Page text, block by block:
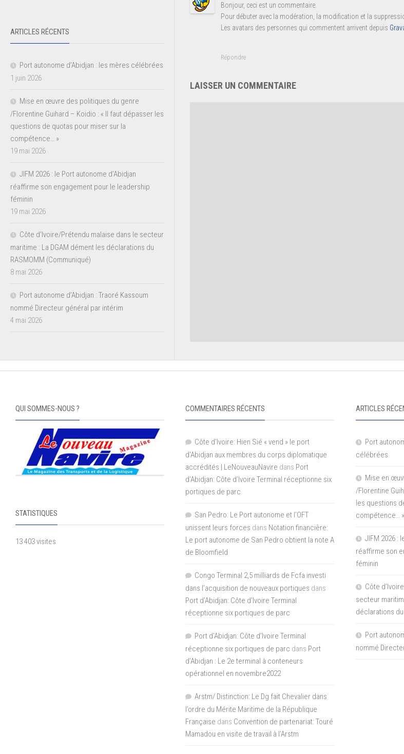
Bonjour, ceci est un commentaire.
Pour débuter avec la modération, la modification et la
Les avatars des personnes qui commentent arrivent depuis
Répondre
LAISSER UN COMMENTAIRE
ARTICLES RÉCENTS
Port autonome d’Abidjan : les mères célébrées
1 juin 2026
Mise en œuvre des politiques du genre
/Florentine Guihard – Koidio : « Il faut dépasser les
questions de quotas pour miser sur la
compétence… »
19 mai 2026
JIFM 2026 : le Port autonome d’Abidjan
réaffirme son engagement pour le leadership
féminin
19 mai 2026
Côte d’Ivoire/Prétendu malaise dans le secteur
maritime : La DGAM dément les déclarations du
RASMOMM (Communiqué)
8 mai 2026
Port autonome d’Abidjan : Traoré Kassoum
nommé Directeur général par intérim
4 mai 2026
QUI SOMMES-NOUS ?
STATISTIQUES
13 403 visites
COMMENTAIRES RÉCENTS
Côte d'Ivoire: Hien Sié « vend » le port
d'Abidjan aux membres du corps diplomatique
accrédités | LeNouveauNavire dans Port
d’Abidjan: Côte d’Ivoire Terminal réceptionne six
portiques de parc
San Pedro: Le Port autonome et l’OFT
unissent leurs forces dans Notation financière:
Le port autonome de San Pedro obtient la note A
de Bloomfield
Congo Terminal 2,5 milliards de Fcfa investi
dans l’acquisition de nouveaux portiques dans
Port d’Abidjan: Côte d’Ivoire Terminal
réceptionne six portiques de parc
Port d'Abidjan: Côte d’Ivoire Terminal
réceptionne six portiques de parc dans Port
d’Abidjan : Le 2e terminal à conteneurs
opérationnel en novembre2022
Arstm/ Distinction: Le Dg fait Chevalier dans
l’ordre du Mérite Maritime de la République
Française dans Convention de partenariat: Touré
Mamadou en visite de travail à l’Arstm
ARTICLES
Port
célébrées
Mise en
/Florentine
les questions
compétence… »
JIFM 2026 :
réaffirme son
féminin
Côte
secteur
déclarations
Port
nommé